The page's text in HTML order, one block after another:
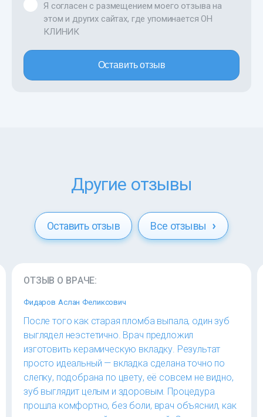
Я согласен с размещением моего отзыва на
этом и других сайтах, где упоминается ОН
КЛИНИК
Оставить отзыв
Другие отзывы
Оставить отзыв Все отзывы
ОТЗЫВ О ВРАЧЕ:
Фидаров Аслан Феликсович
После того как старая пломба выпала, один зуб
выглядел неэстетично. Врач предложил
изготовить керамическую вкладку. Результат
просто идеальный — вкладка сделана точно по
слепку, подобрана по цвету, её совсем не видно,
зуб выглядит целым и здоровым. Процедура
прошла комфортно, без боли, врач объяснил, как